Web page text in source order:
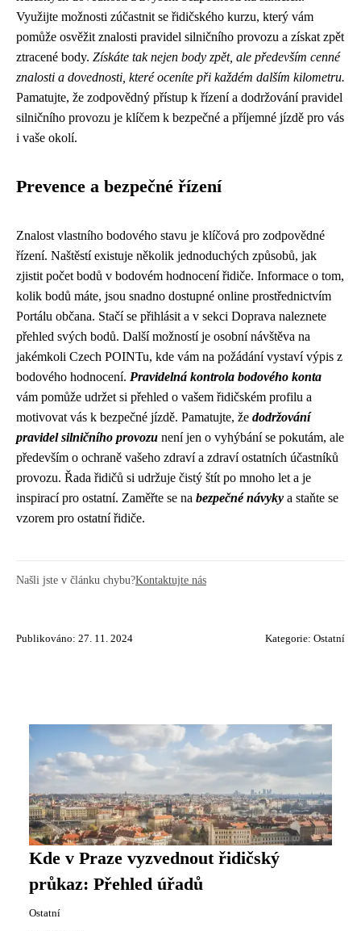
Využijte možnosti zúčastnit se řidičského kurzu, který vám
pomůže osvěžit znalosti pravidel silničního provozu a získat zpět
ztracené body. Získáte tak nejen body zpět, ale především cenné
znalosti a dovednosti, které oceníte při každém dalším kilometru.
Pamatujte, že zodpovědný přístup k řízení a dodržování pravidel
silničního provozu je klíčem k bezpečné a příjemné jízdě pro vás
i vaše okolí.
Prevence a bezpečné řízení
Znalost vlastního bodového stavu je klíčová pro zodpovědné
řízení. Naštěstí existuje několik jednoduchých způsobů, jak
zjistit počet bodů v bodovém hodnocení řidiče. Informace o tom,
kolik bodů máte, jsou snadno dostupné online prostřednictvím
Portálu občana. Stačí se přihlásit a v sekci Doprava naleznete
přehled svých bodů. Další možností je osobní návštěva na
jakémkoli Czech POINTu, kde vám na požádání vystaví výpis z
bodového hodnocení. Pravidelná kontrola bodového konta
vám pomůže udržet si přehled o vašem řidičském profilu a
motivovat vás k bezpečné jízdě. Pamatujte, že dodržování
pravidel silničního provozu není jen o vyhýbání se pokutám, ale
především o ochraně vašeho zdraví a zdraví ostatních účastníků
provozu. Řada řidičů si udržuje čistý štít po mnoho let a je
inspirací pro ostatní. Zaměřte se na bezpečné návyky a staňte se
vzorem pro ostatní řidiče.
Našli jste v článku chybu?Kontaktujte nás
Publikováno: 27. 11. 2024 Kategorie: Ostatní
Kde v Praze vyzvednout řidičský
průkaz: Přehled úřadů
Ostatní